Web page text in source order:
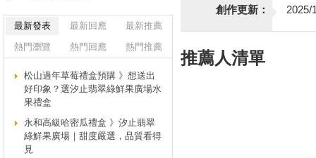
創作更新： 2025/
推薦人清單
最新發表 最新回應
最新推薦
熱門瀏覽
熱門回應 熱門推薦
松山過年草莓禮盒預購 》想送出
好印象？選汐止翡翠綠鮮果廣場水
果禮盒
永和高級哈密瓜禮盒 》汐止翡翠
綠鮮果廣場｜甜度嚴選，品質看得
見